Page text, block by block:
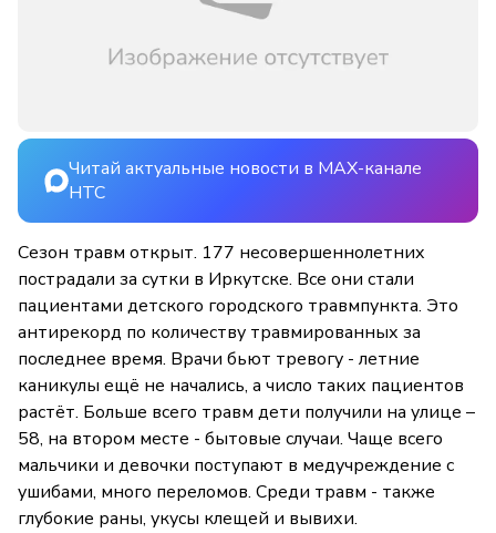
Читай актуальные новости в MAX-канале
НТС
Сезон травм открыт. 177 несовершеннолетних
пострадали за сутки в Иркутске. Все они стали
пациентами детского городского травмпункта. Это
антирекорд по количеству травмированных за
последнее время. Врачи бьют тревогу - летние
каникулы ещё не начались, а число таких пациентов
растёт. Больше всего травм дети получили на улице –
58, на втором месте - бытовые случаи. Чаще всего
мальчики и девочки поступают в медучреждение с
ушибами, много переломов. Среди травм - также
глубокие раны, укусы клещей и вывихи.